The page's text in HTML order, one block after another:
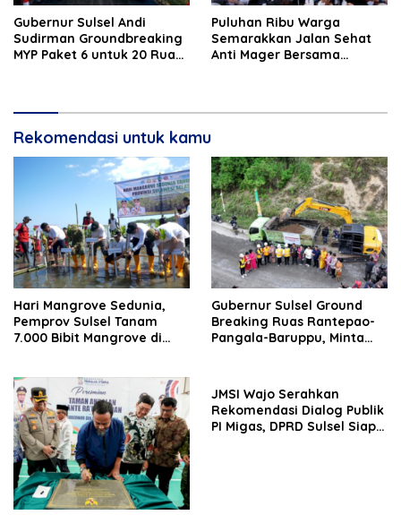
Gubernur Sulsel Andi
Sudirman Groundbreaking
MYP Paket 6 untuk 20 Ruas
Puluhan Ribu Warga
Semarakkan Jalan Sehat
Anti Mager Bersama
Rekomendasi untuk kamu
Hari Mangrove Sedunia,
Pemprov Sulsel Tanam
7.000 Bibit Mangrove di
Gubernur Sulsel Ground
Breaking Ruas Rantepao-
Pangala-Baruppu, Minta
JMSI Wajo Serahkan
Rekomendasi Dialog Publik
PI Migas, DPRD Sulsel Siap